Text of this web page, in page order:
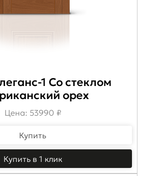
1 Со стеклом
орех
Цена: 53990 ₽
Купить
Купить в 1 клик